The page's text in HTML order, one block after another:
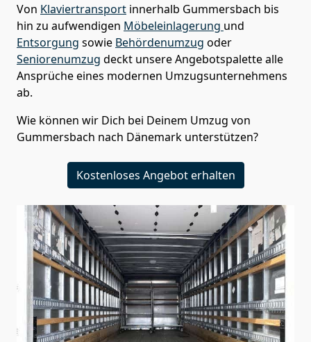
Von Klaviertransport innerhalb Gummersbach bis
hin zu aufwendigen Möbeleinlagerung und
Entsorgung sowie Behördenumzug oder
Seniorenumzug deckt unsere Angebotspalette alle
Ansprüche eines modernen Umzugsunternehmens
ab.
Wie können wir Dich bei Deinem Umzug von
Gummersbach nach Dänemark unterstützen?
Kostenloses Angebot erhalten